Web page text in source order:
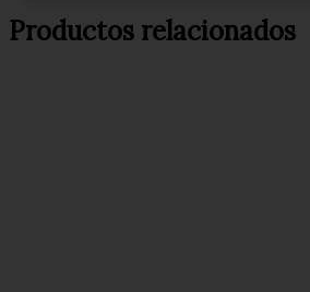
Spearmint
cantidad
Productos relacionados